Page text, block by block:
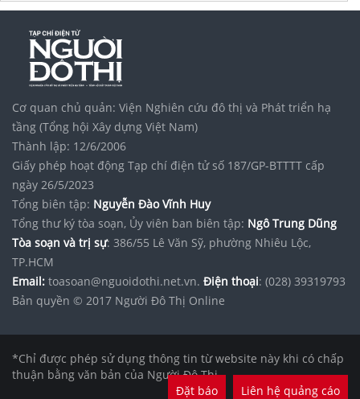
Cơ quan chủ quản: Viện Nghiên cứu đô thị và Phát triển hạ
tầng (Tổng hội Xây dựng Việt Nam)
Thành lập: 12/6/2006
Giấy phép hoạt động Tạp chí điện tử số 187/GP-BTTTT cấp
ngày 26/5/2023
Tổng biên tập: Nguyễn Đào Vĩnh Huy
Tổng thư ký tòa soạn, Ủy viên ban biên tập: Ngô Trung Dũng
Tòa soạn và trị sự: 386/55 Lê Văn Sỹ, phường Nhiêu Lộc,
TP.HCM
Email: toasoan@nguoidothi.net.vn. Điện thoại: (028) 39319793
Bản quyền © 2017 Người Đô Thị Online
*Chỉ được phép sử dụng thông tin từ website này khi có chấp
thuận bằng văn bản của Người Đô Thị.
Đặt báo
Liên hệ quảng cáo